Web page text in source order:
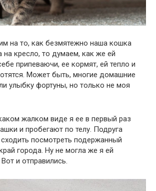
на то, как безмятежно наша кошка
на кресло, то думаем, как же ей
припеваючи, ее кормят, ей тепло и
Может быть, многие домашние
улыбку фортуны, но только не моя
жалком виде я ее в первый раз
и пробегают по телу. Подруга
посмотреть подержанный
города. Ну не могла же я ей
и отправились.